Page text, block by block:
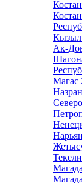
Кызыл
Ак-
Магас
Текели